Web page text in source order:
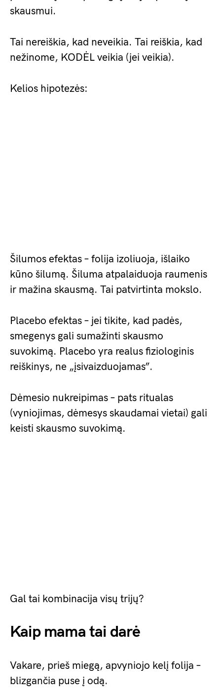
skausmui.
Tai nereiškia, kad neveikia. Tai reiškia, kad
nežinome, KODĖL veikia (jei veikia).
Kelios hipotezės:
Šilumos efektas – folija izoliuoja, išlaiko
kūno šilumą. Šiluma atpalaiduoja raumenis
ir mažina skausmą. Tai patvirtinta mokslo.
Placebo efektas – jei tikite, kad padės,
smegenys gali sumažinti skausmo
suvokimą. Placebo yra realus fiziologinis
reiškinys, ne „įsivaizduojamas”.
Dėmesio nukreipimas – pats ritualas
(vyniojimas, dėmesys skaudamai vietai) gali
keisti skausmo suvokimą.
Gal tai kombinacija visų trijų?
Kaip mama tai darė
Vakare, prieš miegą, apvyniojo kelį folija –
blizgančia puse į odą.